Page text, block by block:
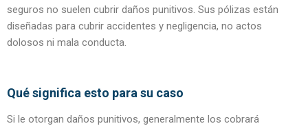
seguros no suelen cubrir daños punitivos. Sus pólizas están
diseñadas para cubrir accidentes y negligencia, no actos
dolosos ni mala conducta.
Qué significa esto para su caso
Si le otorgan daños punitivos, generalmente los cobrará